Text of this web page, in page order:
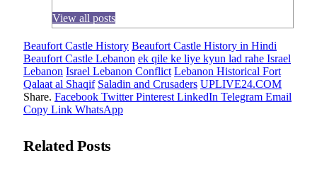
View all posts
Beaufort Castle History Beaufort Castle History in Hindi
Beaufort Castle Lebanon ek qile ke liye kyun lad rahe Israel
Lebanon Israel Lebanon Conflict Lebanon Historical Fort
Qalaat al Shaqif Saladin and Crusaders UPLIVE24.COM
Share. Facebook Twitter Pinterest LinkedIn Telegram Email
Copy Link WhatsApp
RelatedPosts